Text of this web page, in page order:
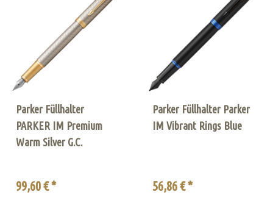
Parker Füllhalter
PARKER IM Premium
Warm Silver G.C.
99,60 € *
Parker Füllhalter Parker
IM Vibrant Rings Blue
56,86 € *